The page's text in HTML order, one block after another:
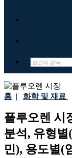
홈 | 화학 및 재료
플루오렌 시
분석, 유형
민), 용도별(